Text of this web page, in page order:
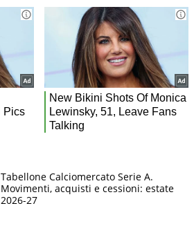
Tabellone Calciomercato Serie A.
Movimenti, acquisti e cessioni: estate
2026-27